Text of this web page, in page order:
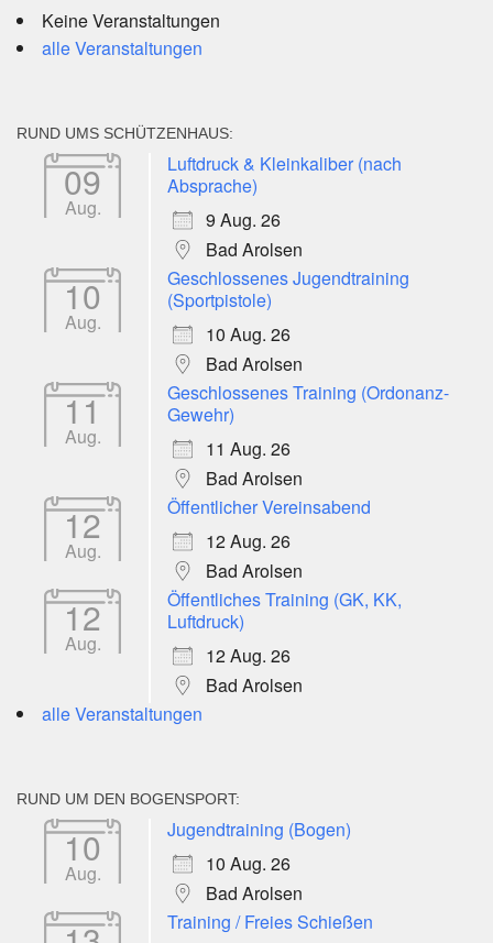
Keine Veranstaltungen
alle Veranstaltungen
RUND UMS SCHÜTZENHAUS:
09
Aug.
Luftdruck & Kleinkaliber (nach
Absprache)
9 Aug. 26
Bad Arolsen
10
Aug.
Geschlossenes Jugendtraining
(Sportpistole)
10 Aug. 26
Bad Arolsen
11
Aug.
Geschlossenes Training (Ordonanz-
Gewehr)
11 Aug. 26
Bad Arolsen
12
Aug.
Öffentlicher Vereinsabend
12 Aug. 26
Bad Arolsen
12
Aug.
Öffentliches Training (GK, KK,
Luftdruck)
12 Aug. 26
Bad Arolsen
alle Veranstaltungen
RUND UM DEN BOGENSPORT:
10
Aug.
Jugendtraining (Bogen)
10 Aug. 26
Bad Arolsen
Training / Freies Schießen